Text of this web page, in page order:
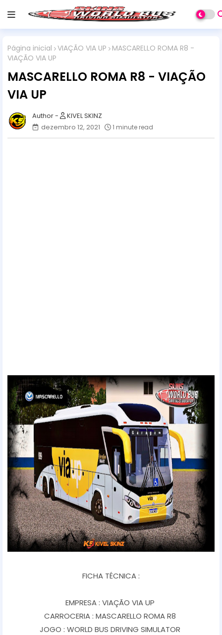
Página inicial VIAÇÃO VIA UP
MASCARELLO ROMA R8 -
VIAÇÃO VIA UP
MASCARELLO ROMA R8 - VIAÇÃO
VIA UP
KIVEL SKINZ
dezembro 12, 2021
1 minute read
FICHA TÉCNICA :
EMPRESA : VIAÇÃO VIA UP
CARROCERIA : MASCARELLO ROMA R8
JOGO : WORLD BUS DRIVING SIMULATOR